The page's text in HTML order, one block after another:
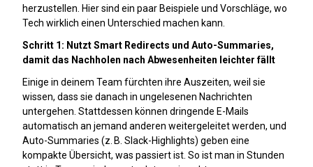
herzustellen. Hier sind ein paar Beispiele und Vorschläge, wo
Tech wirklich einen Unterschied machen kann.
Schritt 1: Nutzt Smart Redirects und Auto-Summaries,
damit das Nachholen nach Abwesenheiten leichter fällt
Einige in deinem Team fürchten ihre Auszeiten, weil sie
wissen, dass sie danach in ungelesenen Nachrichten
untergehen. Stattdessen können dringende E-Mails
automatisch an jemand anderen weitergeleitet werden, und
Auto-Summaries (z. B. Slack-Highlights) geben eine
kompakte Übersicht, was passiert ist. So ist man in Stunden